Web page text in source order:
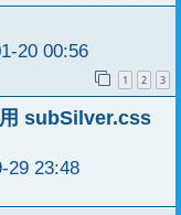
20 00:56
1 2 3
subSilver.css
29 23:48